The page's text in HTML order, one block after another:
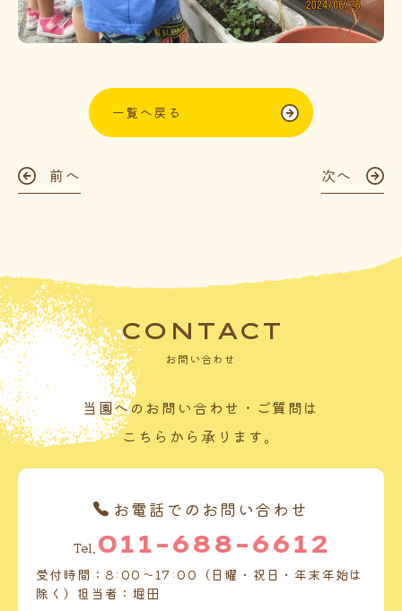
一覧へ戻る
前へ 次へ
CONTACT
お問い合わせ
当園へのお問い合わせ・ご質問は
こちらから承ります。
お電話でのお問い合わせ
Tel. 011-688-6612
受付時間：8:00～17:00（日曜・祝日・年末年始は
除く）担当者：堀田